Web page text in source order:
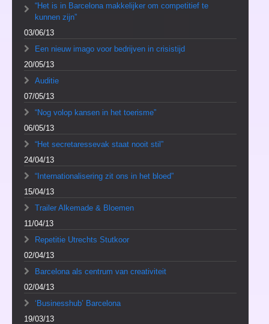
“Het is in Barcelona makkelijker om competitief te
kunnen zijn”
03/06/13
Een nieuw imago voor bedrijven in crisistijd
20/05/13
Auditie
07/05/13
“Nog volop kansen in het toerisme”
06/05/13
“Het secretaressevak staat nooit stil”
24/04/13
“Internationalisering zit ons in het bloed”
15/04/13
Trailer Alkemade & Bloemen
11/04/13
Repetitie Utrechts Stutkoor
02/04/13
Barcelona als centrum van creativiteit
02/04/13
‘Businesshub’ Barcelona
19/03/13